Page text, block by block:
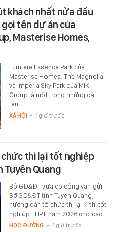
khách nhất nửa đầu
gọi tên dự án của
Masterise Homes,
Lumière Essence Park của
Masterise Homes, The Magnolia
và Imperia Sky Park của MIK
Group là một trong những cái
tên…
XÃ HỘI - 1 giờ trước
thi lại tốt nghiệp
Tuyên Quang
Bộ GD&ĐT vừa có công văn gửi
Sở GD&ĐT tỉnh Tuyên Quang,
hướng dẫn tổ chức thi lại kì thi tốt
nghiệp THPT năm 2026 cho các…
HỌC ĐƯỜNG - 1 giờ trước